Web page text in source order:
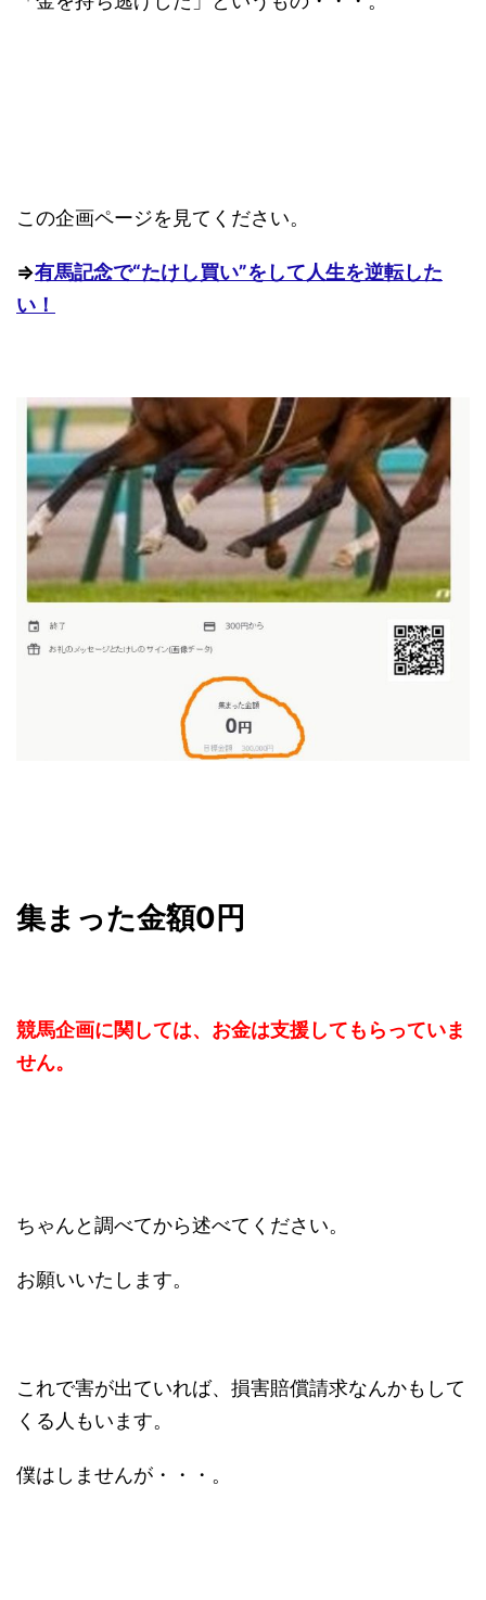
この企画ページを見てください。
⇒有馬記念で“たけし買い”をして人生を逆転した
い！
集まった金額0円
競馬企画に関しては、お金は支援してもらっていま
せん。
ちゃんと調べてから述べてください。
お願いいたします。
これで害が出ていれば、損害賠償請求なんかもして
くる人もいます。
僕はしませんが・・・。